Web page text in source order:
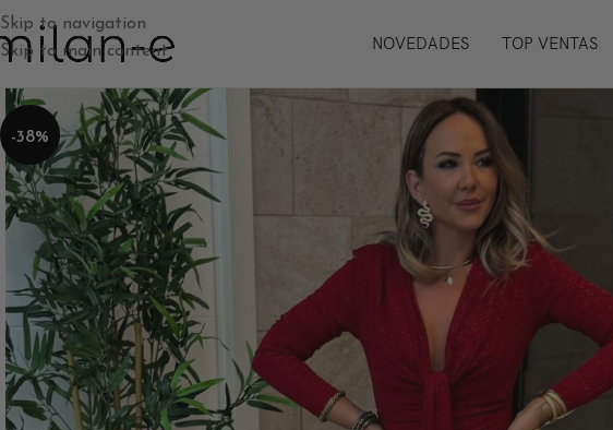
Skip to navigation
Skip to main content
NOVEDADES TOP VENTAS
-38%